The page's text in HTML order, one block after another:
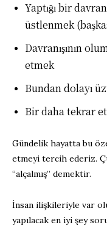
Yaptığı bir
üstlenmek
Davranışının
etmek
Bundan dolayı
Bir daha tekrar
Gündelik hayatta bu
etmeyi tercih ederiz.
“alçalmış” demektir.
İnsan ilişkileriyle var
yapılacak en iyi şey